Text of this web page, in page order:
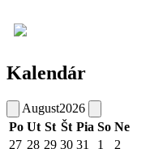
Kalendár
August2026
Po Ut St Št Pia So Ne
27 28 29 30 31 1 2